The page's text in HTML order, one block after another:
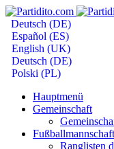
Deutsch (DE)
Español (ES)
English (UK)
Deutsch (DE)
Polski (PL)
Hauptmenü
Gemeinschaft
Ranglisten